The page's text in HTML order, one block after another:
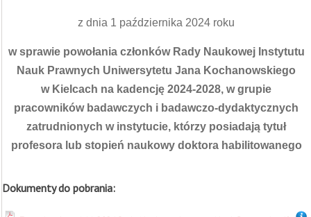
z dnia 1 października 2024 roku
w sprawie powołania członków Rady Naukowej Instytutu
Nauk Prawnych Uniwersytetu Jana Kochanowskiego
w Kielcach na kadencję 2024-2028, w grupie
pracowników badawczych i badawczo-dydaktycznych
zatrudnionych w instytucie, którzy posiadają tytuł
profesora lub stopień naukowy doktora habilitowanego
Dokumenty do pobrania: